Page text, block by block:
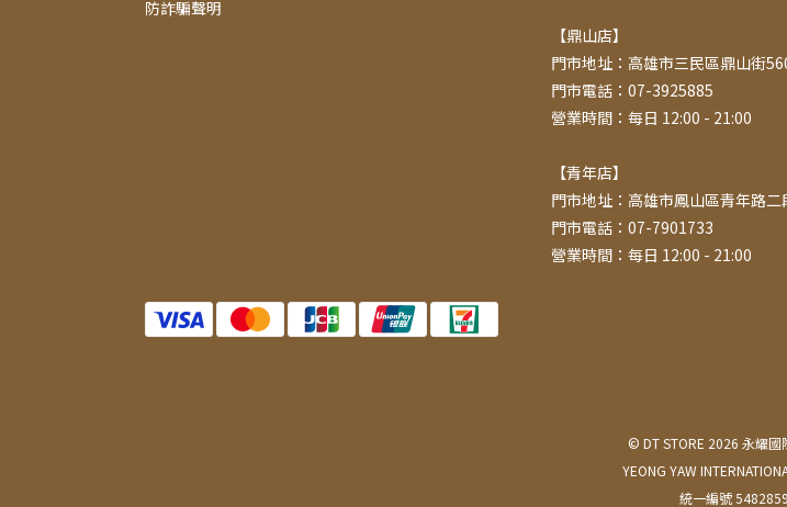
防詐騙聲明
【鼎山店】
門市地址：高雄市三民區鼎山街
門市電話：07-3925885
營業時間：每日 12:00 - 21:00
【青年店】
門市地址：高雄市鳳山區青年路二
門市電話：07-7901733
營業時間：每日 12:00 - 21:00
© DT STORE 2026 永耀國
YEONG YAW
統一編號